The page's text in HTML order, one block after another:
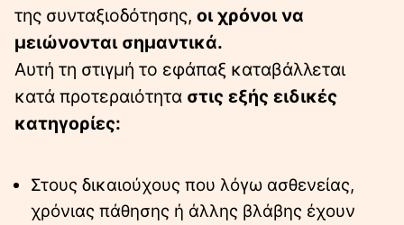
της συνταξιοδότησης, οι χρόνοι να
μειώνονται σημαντικά.
Αυτή τη στιγμή το εφάπαξ καταβάλλεται
κατά προτεραιότητα στις εξής ειδικές
κατηγορίες:
Στους δικαιούχους που λόγω ασθενείας,
χρόνιας πάθησης ή άλλης βλάβης έχουν